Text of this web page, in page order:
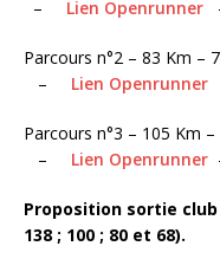
– Lien Openrunner
Parcours n°2 – 83 Km –
– Lien Openrunner
Parcours n°3 – 105 Km
– Lien Openrunner
Proposition sortie club
138 ; 100 ; 80 et 68).